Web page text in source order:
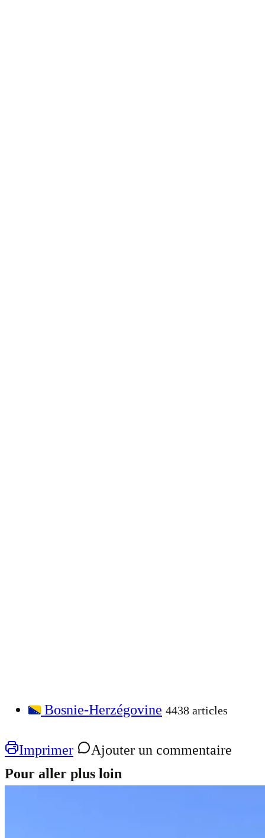
Bosnie-Herzégovine 4438 articles
Imprimer
Ajouter un commentaire
Pour aller plus loin